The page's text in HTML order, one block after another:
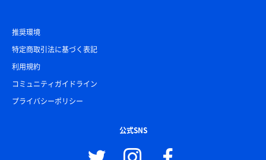
推奨環境
特定商取引法に基づく表記
利用規約
コミュニティガイドライン
プライバシーポリシー
公式SNS